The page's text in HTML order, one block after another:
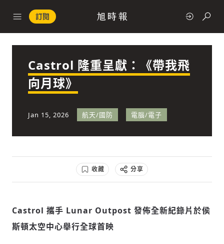
訂閱
政治
Castrol 隆重呈獻：《帶我飛
向月球》
Jan 15, 2026 航天/國防 電腦/電子
收藏 分享
Castrol 攜手 Lunar Outpost 發佈全新紀錄片於侯
斯頓太空中心舉行全球首映